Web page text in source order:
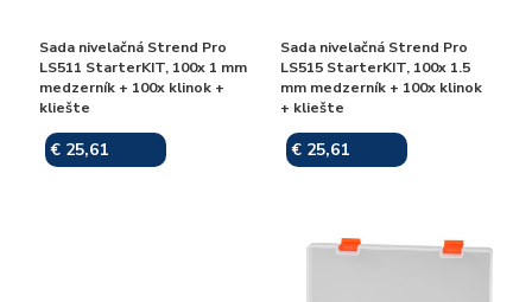
Sada nivelačná Strend Pro
LS511 StarterKIT, 100x 1 mm
medzerník + 100x klinok +
kliešte
€ 25,61
Sada nivelačná Strend Pro
LS515 StarterKIT, 100x 1.5
mm medzerník + 100x klinok
+ kliešte
€ 25,61